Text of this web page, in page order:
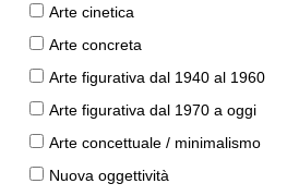
Arte cinetica
Arte concreta
Arte figurativa dal 1940 al 1960
Arte figurativa dal 1970 a oggi
Arte concettuale / minimalismo
Nuova oggettività